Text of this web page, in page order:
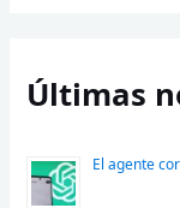
Últimas
El agente